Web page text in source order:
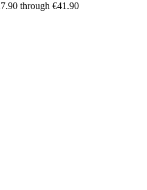
through €41.90